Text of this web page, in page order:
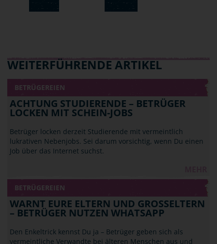
WEITERFÜHRENDE ARTIKEL
BETRÜGEREIEN
ACHTUNG STUDIERENDE – BETRÜGER
LOCKEN MIT SCHEIN-JOBS
Betrüger locken derzeit Studierende mit vermeintlich
lukrativen Nebenjobs. Sei darum vorsichtig, wenn Du einen
Job über das Internet suchst.
BETRÜGEREIEN
WARNT EURE ELTERN UND GROSSELTERN –
BETRÜGER NUTZEN WHATSAPP
Den Enkeltrick kennst Du ja – Betrüger geben sich als
vermeintliche Verwandte bei älteren Menschen aus und